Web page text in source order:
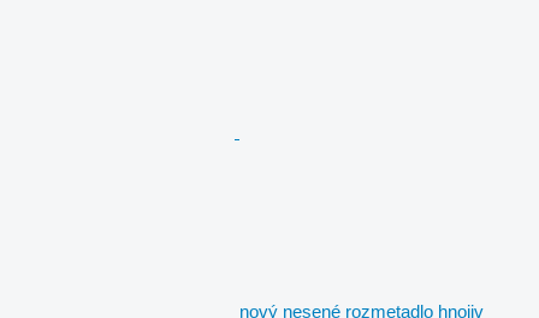
nový nesené rozmetadlo hnojiv